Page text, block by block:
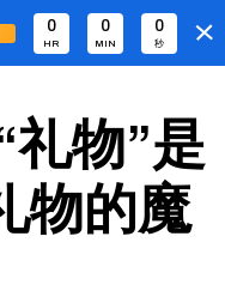
0
HR
0
MIN
0
秒
礼物”是
物的魔